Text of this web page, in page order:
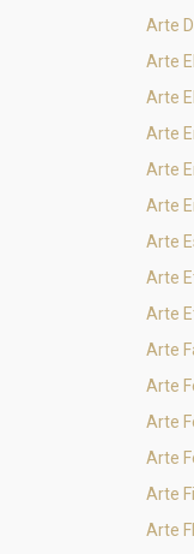
Arte
Arte
Arte
Arte
Arte
Arte
Arte
Arte
Arte
Arte
Arte
Arte
Arte
Arte
Arte